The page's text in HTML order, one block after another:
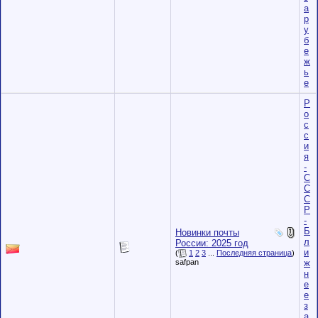
а
р
у
б
е
ж
ь
е
Новинки почты
России: 2025 год
( 1 2 3 Последняя страница)
safpan
Р
о
с
с
и
я
-
С
С
С
Р
-
Б
л
и
ж
н
е
е
з